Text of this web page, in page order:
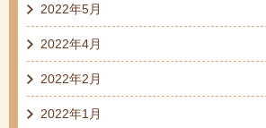
2022年5月
2022年4月
2022年2月
2022年1月